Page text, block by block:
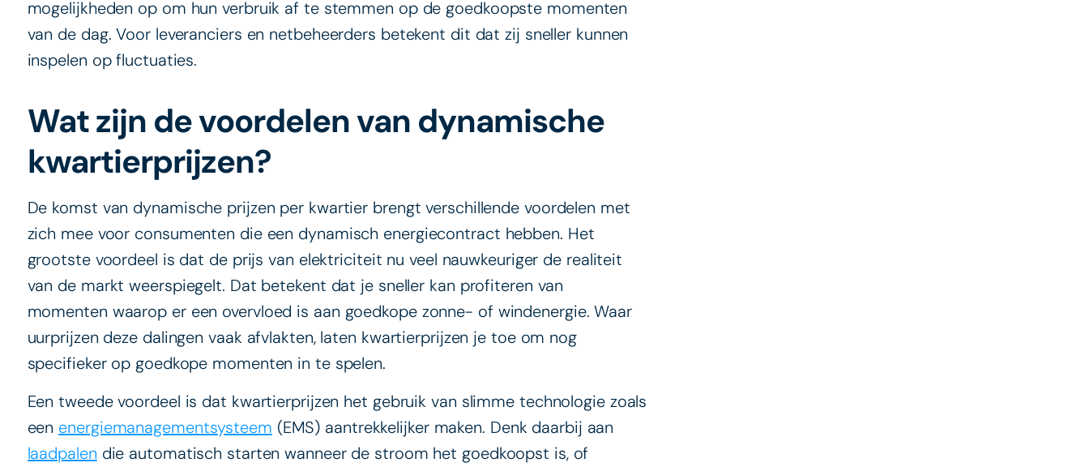
mogelijkheden op om hun verbruik af te stemmen op de goedkoopste momenten
van de dag. Voor leveranciers en netbeheerders betekent dit dat zij sneller kunnen
inspelen op fluctuaties.
Wat zijn de voordelen van dynamische
kwartierprijzen?
De komst van dynamische prijzen per kwartier brengt verschillende voordelen met
zich mee voor consumenten die een dynamisch energiecontract hebben. Het
grootste voordeel is dat de prijs van elektriciteit nu veel nauwkeuriger de realiteit
van de markt weerspiegelt. Dat betekent dat je sneller kan profiteren van
momenten waarop er een overvloed is aan goedkope zonne- of windenergie. Waar
uurprijzen deze dalingen vaak afvlakten, laten kwartierprijzen je toe om nog
specifieker op goedkope momenten in te spelen.
Een tweede voordeel is dat kwartierprijzen het gebruik van slimme technologie zoals
een energiemanagementsysteem (EMS) aantrekkelijker maken. Denk daarbij aan
laadpalen die automatisch starten wanneer de stroom het goedkoopst is, of